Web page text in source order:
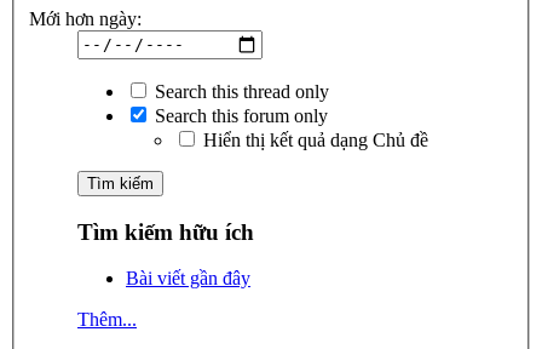
Mới hơn ngày:
Search this thread only
Search this forum only
Hiển thị kết quả dạng Chủ đề
Tìm kiếm hữu ích
Bài viết gần đây
Thêm...